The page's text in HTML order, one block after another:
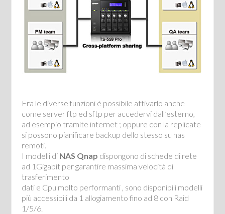
Fra le diverse funzioni è possibile attivarlo anche
come server ftp ed sftp per accedervi dall’esterno,
ad esempio tramite internet ; oppure con la replicate
si possono pianificare backup dello stesso su nas
remoti.
I modelli di NAS Qnap dispongono di schede di rete
ad 1Gigabit per garantire massima velocità di
trasferimento
dati e Cpu molto performanti , sono disponibili modelli
più accessibili da 1 allogiamento fino ad 8 con Raid
1/5/6.